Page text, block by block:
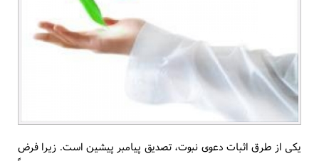
يكى از طرق اثبات دعوى نبوت، تصديق پيامبر پيشين است. زيرا فرض